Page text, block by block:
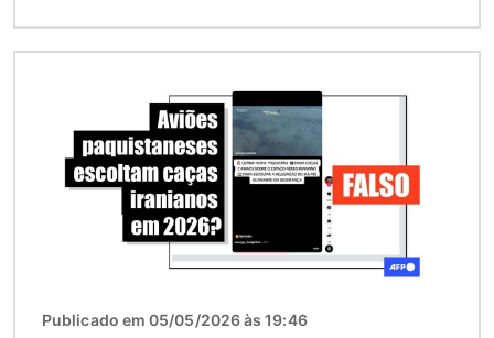
Publicado em 05/05/2026 às 19:46